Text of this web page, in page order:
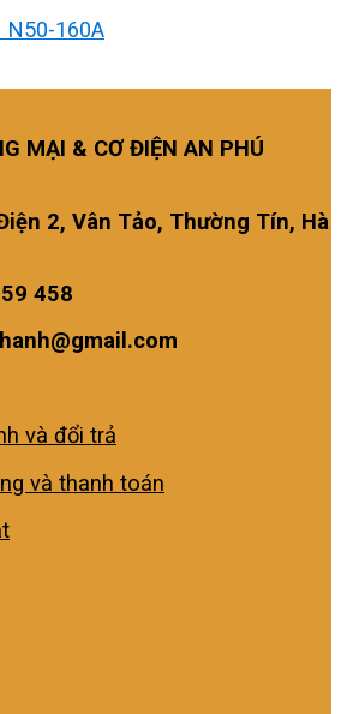
160A
MẠI & CƠ ĐIỆN AN PHÚ
2, Vân Tảo, Thường Tín, Hà
458
và đổi trả
và thanh toán